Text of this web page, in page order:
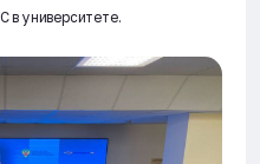
в университете.